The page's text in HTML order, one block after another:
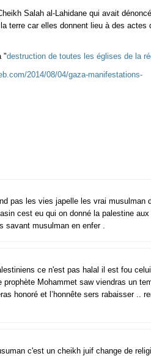
Salah al-Lahidane qui avait
terre car elles donnent lieu à des actes
"destruction de toutes les églises de la
2014/08/04/gaza-manifestations-
pas les vies japelle les vrai musulman
cest eu qui on donné la palestine
savant musulman en enfer .
ce n'est pas halal il est fou
Mohammet saw viendras un
honoré et l’honnête sers rabaisser ..
c'est un cheikh juif change de